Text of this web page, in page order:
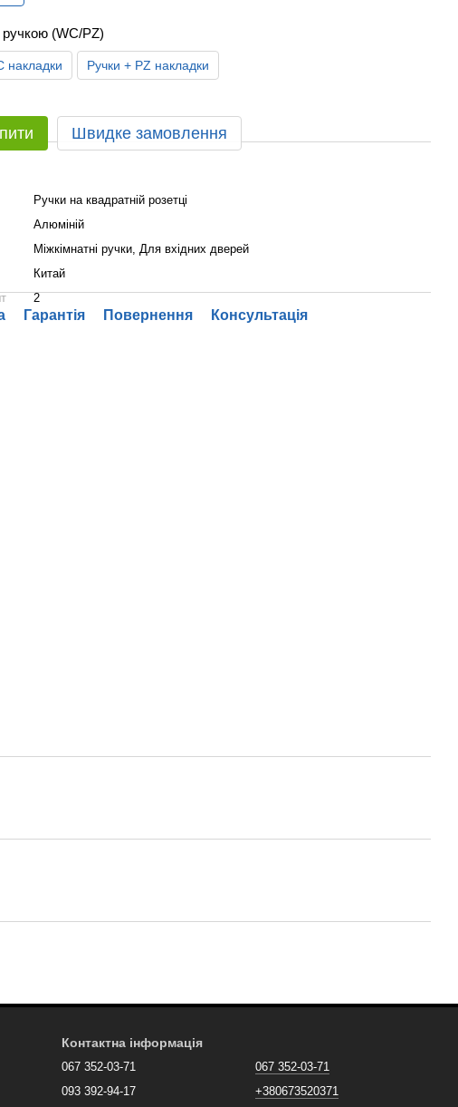
(WC/PZ)
накладки Ручки + PZ накладки
Швидке замовлення
Ручки на квадратній розетці
Алюміній
Міжкімнатні ручки, Для вхідних дверей
Китай
2
Гарантія Повернення Консультація
Контактна інформація
067 352-03-71
093 392-94-17
067 352-03-71
+380673520371